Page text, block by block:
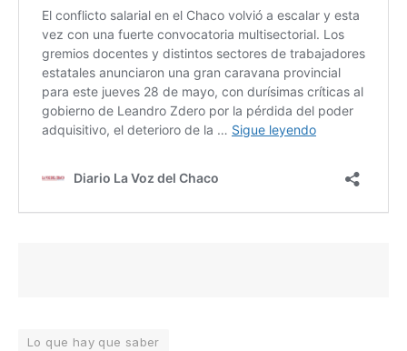
Lo que hay que saber